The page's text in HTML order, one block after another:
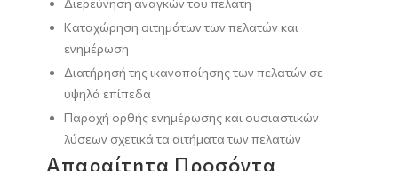
Διερεύνηση αναγκών του πελάτη
Καταχώρηση αιτημάτων των πελατών και
ενημέρωση
Διατήρησή της ικανοποίησης των πελατών σε
υψηλά επίπεδα
Παροχή ορθής ενημέρωσης και ουσιαστικών
λύσεων σχετικά τα αιτήματα των πελατών
Απαραίτητα Προσόντα